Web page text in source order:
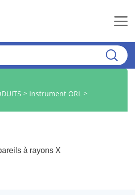
> Instrument ORL >
à rayons X